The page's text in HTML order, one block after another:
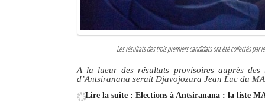
Les résultats des trois premiers candidats ont été collectés par
A la lueur des résultats provisoires auprès
d’Antsiranana serait Djavojozara Jean Luc du
Lire la suite : Elections à Antsiranana : la liste